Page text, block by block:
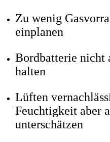
Zu wenig
einplanen
Bordbatterie nicht
halten
Lüften
Feuchtigkeit aber
unterschätzen